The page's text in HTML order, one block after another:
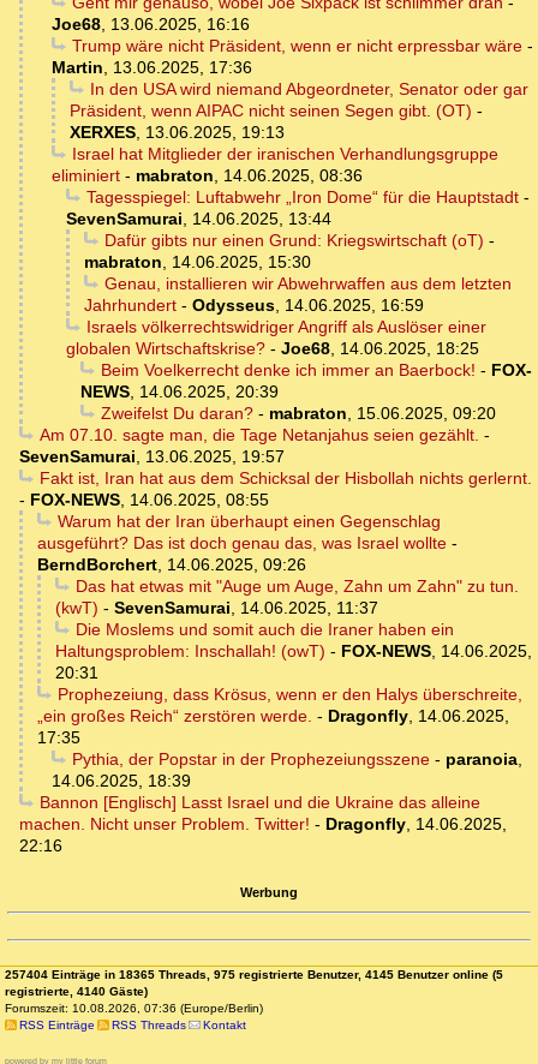
Joe68 13.06.2025, 16:16
Trump wäre nicht Präsident, wenn er nicht erpressbar wäre-
Martin
13.06.2025, 17:36
In den USA wird niemand Abgeordneter, Senator oder gar
Präsident, wenn AIPAC nicht seinen Segen gibt. (OT) -
XERXES 13.06.2025, 19:13
Israel hat Mitglieder der iranischen Verhandlungsgruppe
eliminiert - mabraton
14.06.2025, 08:36
Tagesspiegel: Luftabwehr „Iron Dome“ für die Hauptstadt-
SevenSamurai
14.06.2025, 13:44
Dafür gibts nur einen Grund: Kriegswirtschaft (oT) -
mabraton
14.06.2025, 15:30
Genau, installieren wir Abwehrwaffen aus dem letzten
Jahrhundert - Odysseus 14.06.2025, 16:59
Israels völkerrechtswidriger Angriff als Auslöser einer
globalen Wirtschaftskrise? - Joe68 14.06.2025, 18:25
Beim Voelkerrecht denke ich immer an Baerbock! - FOX-
NEWS 14.06.2025, 20:39
Zweifelst Du daran?- mabraton
15.06.2025, 09:20
Am 07.10. sagte man, die Tage Netanjahus seien gezählt. -
SevenSamurai
13.06.2025, 19:57
Fakt ist, Iran hat aus dem Schicksal der Hisbollah nichts gerlernt.
- FOX-NEWS 14.06.2025, 08:55
Warum hat der Iran überhaupt einen Gegenschlag
ausgeführt? Das ist doch genau das, was Israel wollte -
BerndBorchert 14.06.2025, 09:26
Das hat etwas mit "Auge um Auge, Zahn um Zahn" zu tun.
(kwT) - SevenSamurai
14.06.2025, 11:37
Die Moslems und somit auch die Iraner haben ein
Haltungsproblem: Inschallah! (owT) - FOX-NEWS 14.06.2025,
20:31
Prophezeiung, dass Krösus, wenn er den Halys überschreite,
„ein großes Reich“ zerstören werde. - Dragonfly 14.06.2025,
17:35
Pythia, der Popstar in der Prophezeiungsszene- paranoia,
14.06.2025, 18:39
Bannon [Englisch] Lasst Israel und die Ukraine das alleine
machen. Nicht unser Problem. Twitter! - Dragonfly 14.06.2025,
22:16
Werbung
257404 Einträge in 18365 Threads, 975 registrierte Benutzer, 4145 Benutzer online (5
registrierte, 4140 Gäste)
Forumszeit: 10.08.2026, 07:36 (Europe/Berlin)
RSS Einträge
RSS Threads Kontakt
powered by my little forum